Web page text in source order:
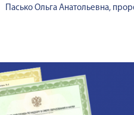
Пасько Ольга Анатольевна,